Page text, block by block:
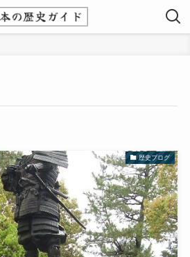
歴史ブログ